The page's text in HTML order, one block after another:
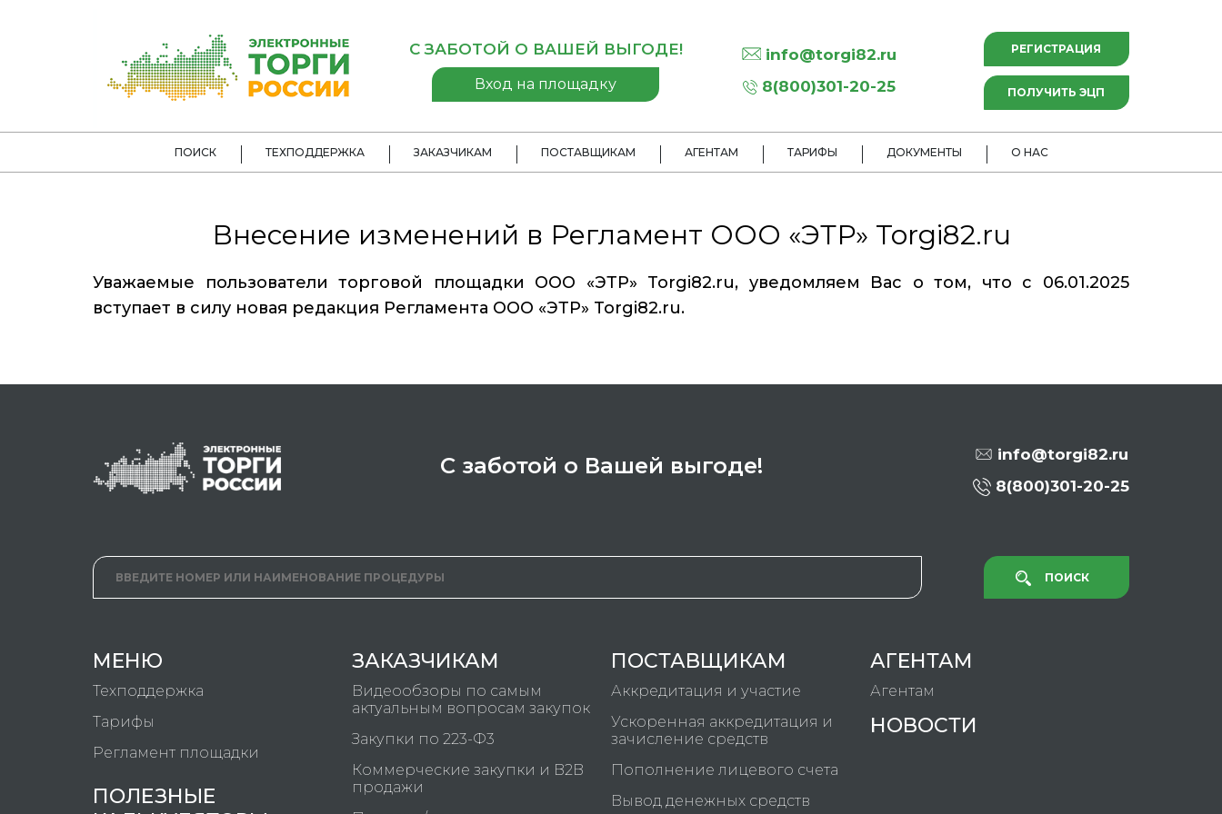
С ЗАБОТОЙ О ВАШЕЙ ВЫГОДЕ!
Вход на площадку
info@torgi82.ru
8(800)301-20-25
РЕГИСТРАЦИЯ
ПОЛУЧИТЬ ЭЦП
ПОИСК ТЕХПОДДЕРЖКА ЗАКАЗЧИКАМ ПОСТАВЩИКАМ АГЕНТАМ ТАРИФЫ ДОКУМЕНТЫ О НАС
Внесение изменений в Регламент ООО «ЭТР» Torgi82.ru
Уважаемые пользователи торговой площадки ООО «ЭТР» Torgi82.ru, уведомляем Вас о том, что с 06.01.2025
вступает в силу новая редакция Регламента ООО «ЭТР» Torgi82.ru.
С заботой о Вашей выгоде!
info@torgi82.ru
8(800)301-20-25
ПОИСК
МЕНЮ
Техподдержка
Тарифы
Регламент площадки
ПОЛЕЗНЫЕ
ЗАКАЗЧИКАМ
Видеообзоры по самым
актуальным вопросам закупок
Закупки по 223-Ф3
Коммерческие закупки и B2B
продажи
ПОСТАВЩИКАМ
Аккредитация и участие
Ускоренная аккредитация и
зачисление средств
Пополнение лицевого счета
Вывод денежных средств
АГЕНТАМ
Агентам
НОВОСТИ